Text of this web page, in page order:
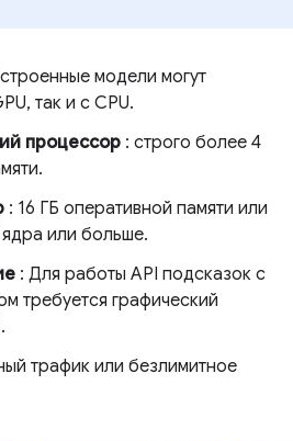
модели могут
так и с CPU.
процессор : строго более 4
: 16 ГБ оперативной памяти или
или больше.
: Для работы API подсказок с
требуется графический
трафик или безлимитное